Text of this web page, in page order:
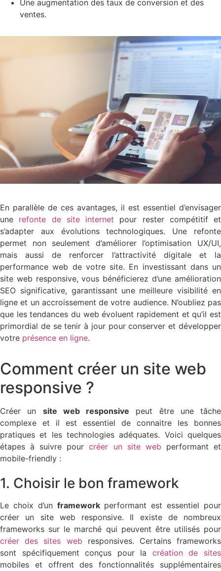
Une augmentation des taux de conversion et des
ventes.
En parallèle de ces avantages, il est essentiel d’envisager
une refonte de site internet pour rester compétitif et
s’adapter aux évolutions technologiques. Une refonte
permet non seulement d’améliorer l’optimisation UX/UI,
mais aussi de renforcer l’attractivité digitale et la
performance web de votre site. En investissant dans un
site web responsive, vous bénéficierez d’une amélioration
SEO significative, garantissant une meilleure visibilité en
ligne et un accroissement de votre audience. N’oubliez pas
que les tendances du web évoluent rapidement et qu’il est
primordial de se tenir à jour pour conserver et développer
votre présence en ligne.
Comment créer un site web
responsive ?
Créer un site web responsive peut être une tâche
complexe et il est essentiel de connaitre les bonnes
pratiques et les technologies adéquates. Voici quelques
étapes à suivre pourcréer un site web performant et
mobile-friendly :
1. Choisir le bon framework
Le choix d’un frameworkperformant est essentiel pour
créer un site web responsive. Il existe de nombreux
frameworks sur le marché qui peuvent être utilisés pour
créer des sites web responsives. Certains frameworks
sont spécifiquement conçus pour la création de sites
mobiles et offrent des fonctionnalités supplémentaires